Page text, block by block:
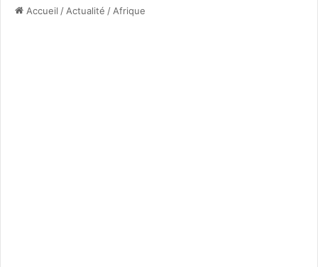
Accueil / Actualité / Afrique